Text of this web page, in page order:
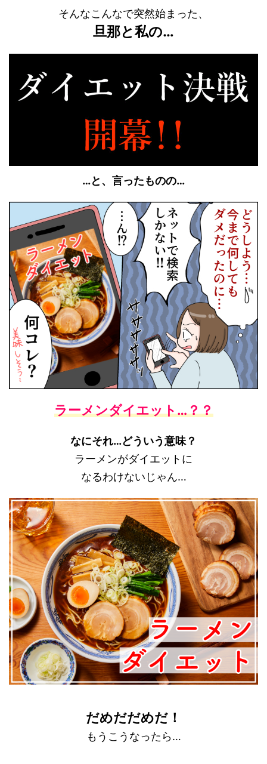
そんなこんなで突然始まった、
旦那と私の…
…と、言ったものの…
ラーメンダイエット…？？
なにそれ…どういう意味？
ラーメンがダイエットに
なるわけないじゃん…
だめだだめだ！
もうこうなったら…